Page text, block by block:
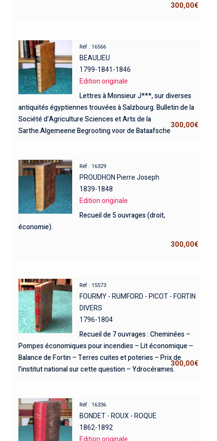
300,00€
Réf : 16566
BEAULIEU
1799-1841-1846
Edition originale
Lettres à Monsieur J***, sur diverses
antiquités égyptiennes trouvées à Salzbourg. Bulletin de la
Société d’Agriculture Sciences et Arts de la
Sarthe.Algemeene Begrooting voor de Bataafsche
300,00€
Réf : 16329
PROUDHON Pierre Joseph
1839-1848
Edition originale
Recueil de 5 ouvrages (droit,
économie).
300,00€
Réf : 15573
FOURMY - RUMFORD - PICOT - FORTIN
DIVERS
1796-1804
Recueil de 7 ouvrages : Cheminées –
Pompes économiques pour incendies – Lit économique –
Balance de Fortin – Terres cuites et poteries – Prix de
l’institut national sur cette question – Ydrocérames.
300,00€
Réf : 16336
BONDET - ROUX - ROQUE
1862-1892
Edition originale